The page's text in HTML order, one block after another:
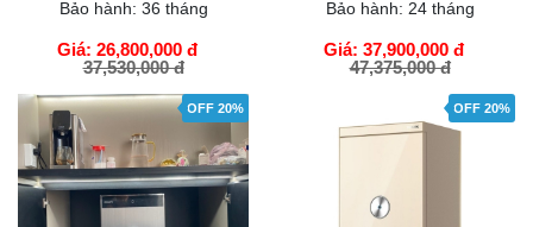
Bảo hành: 36 tháng
Giá: 26,800,000 đ
37,530,000 đ
GIỎ HÀNG
Bảo hành: 24 tháng
Giá: 37,900,000 đ
47,375,000 đ
GIỎ HÀNG
OFF 20% OFF 20%